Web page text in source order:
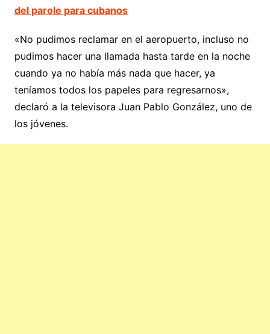
del parole para cubanos
«No pudimos reclamar en el aeropuerto, incluso no
pudimos hacer una llamada hasta tarde en la noche
cuando ya no había más nada que hacer, ya
teníamos todos los papeles para regresarnos»,
declaró a la televisora Juan Pablo González, uno de
los jóvenes.